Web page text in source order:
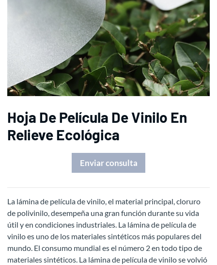
Hoja De Película De Vinilo En
Relieve Ecológica
Enviar consulta
La lámina de película de vinilo, el material principal, cloruro
de polivinilo, desempeña una gran función durante su vida
útil y en condiciones industriales. La lámina de película de
vinilo es uno de los materiales sintéticos más populares del
mundo. El consumo mundial es el número 2 en todo tipo de
materiales sintéticos. La lámina de película de vinilo se volvió